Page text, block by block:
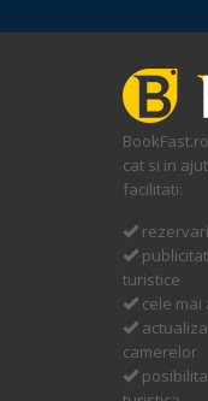
cat si in
facilitati:
turistice
cele
camerelor